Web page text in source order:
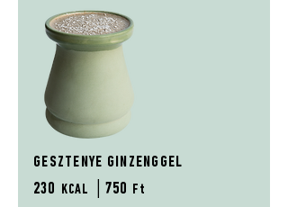
GESZTENYE GINZENGGEL
230 KCAL │750 Ft